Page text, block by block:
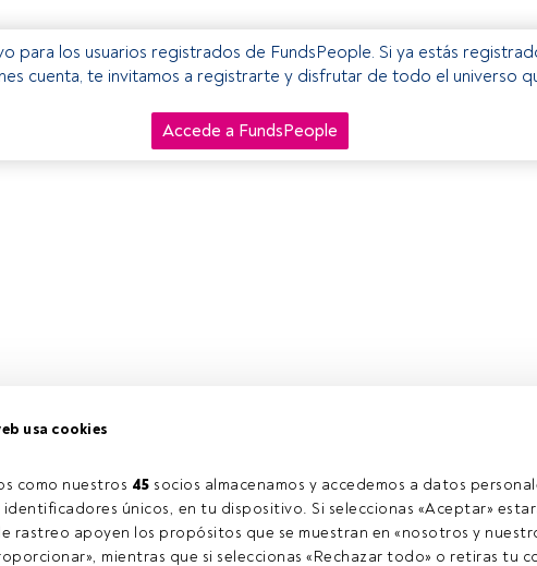
usa cookies
como nuestros 45 socios almacenamos y accedemos a datos
únicos, en tu dispositivo. Si seleccionas «Aceptar»
rastreo apoyen los propósitos que se muestran en «nosotros y
mientras que si seleccionas «Rechazar todo» o retiras tu
para los usuarios registrados de FundsPeople. Si ya estás
cuenta, te invitamos a registrarte y disfrutar de todo el universo
Accede a FundsPeople